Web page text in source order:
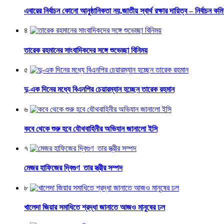
এবারের নির্বাচন কোনো আনুষ্ঠানিকতা নয়,জাতীয় স্বার্থ রক্ষার দায়িত্ব – নির্বাচন
৪
তারেক রহমানের সাংবাদিকদের সঙ্গে শুভেচ্ছা বিনিময়
৫
দু-এক দিনের মধ্যে বিএনপির চেয়ারম্যান হচ্ছেন তারেক রহমান
৬
কবে থেকে শুরু হবে যৌথবাহিনীর অভিযান জানালো ইসি
৭
মেজর হাফিজের দ্বিগুণ তার স্ত্রীর সম্পদ
৮
খালেদা জিয়ার সমাধিতে শ্রদ্ধা জানাতে আজও মানুষের ঢল